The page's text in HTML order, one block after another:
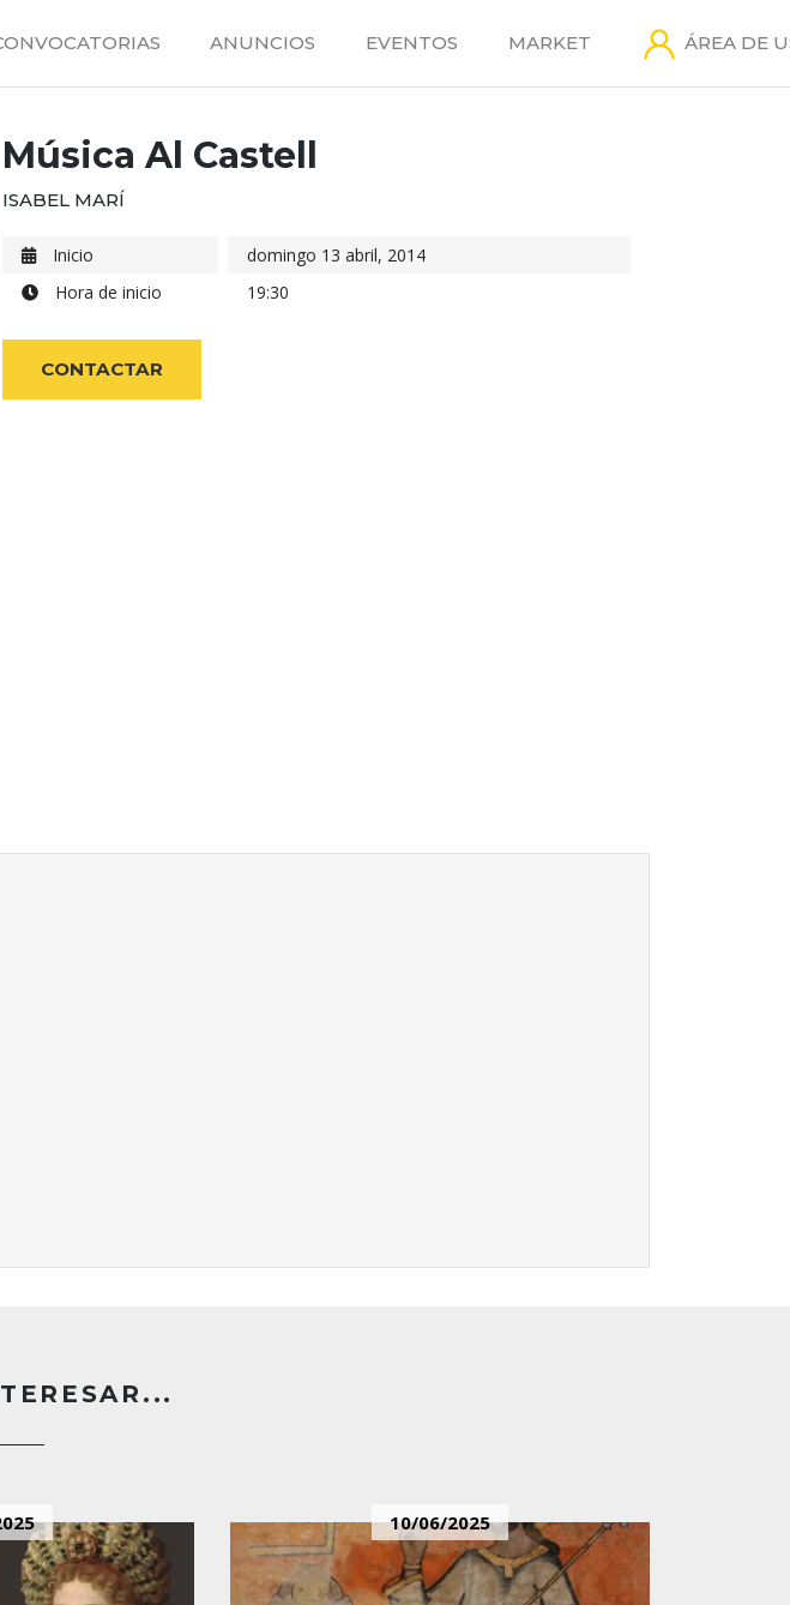
ANUNCIOS EVENTOS MARKET ÁREA DE
Música Al Castell
ISABEL MARÍ
Inicio
domingo 13 abril, 2014
Hora de inicio
19:30
CONTACTAR
10/06/2025